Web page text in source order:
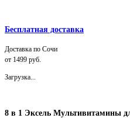
Бесплатная доставка
Доставка по Сочи
от 1499 руб.
Загрузка...
8 в 1 Эксель Мультивитамины